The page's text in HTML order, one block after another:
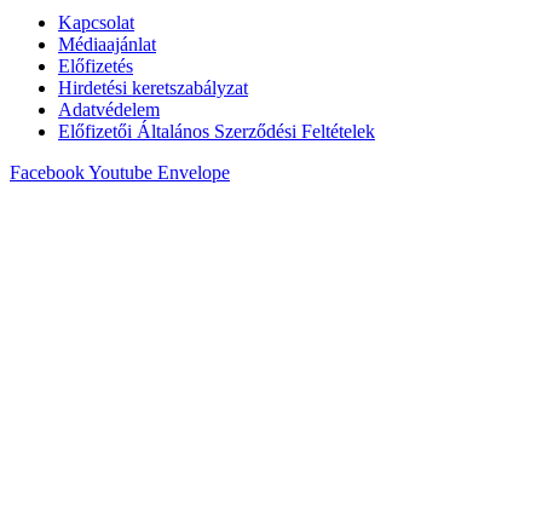
Kapcsolat
Médiaajánlat
Előfizetés
Hirdetési keretszabályzat
Adatvédelem
Előfizetői Általános Szerződési Feltételek
FacebookYoutube Envelope